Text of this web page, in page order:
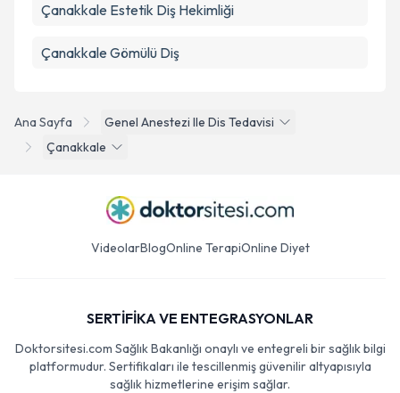
Ana Sayfa
Genel Anestezi Ile Dis Tedavisi
Çanakkale
Çanakkale Estetik Diş Hekimliği
Çanakkale Gömülü Diş
VideolarBlogOnline TerapiOnline Diyet
SERTİFİKA VE ENTEGRASYONLAR
Doktorsitesi.com Sağlık Bakanlığı onaylı ve entegreli bir sağlık bilgi
platformudur. Sertifikaları ile tescillenmiş güvenilir altyapısıyla
sağlık hizmetlerine erişim sağlar.